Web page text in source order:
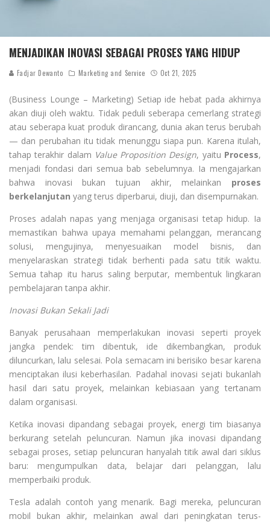
MENJADIKAN INOVASI SEBAGAI PROSES YANG HIDUP
Fadjar Dewanto Marketing and Service Oct 21, 2025
(Business Lounge – Marketing) Setiap ide hebat pada akhirnya
akan diuji oleh waktu. Tidak peduli seberapa cemerlang strategi
atau seberapa kuat produk dirancang, dunia akan terus berubah
— dan perubahan itu tidak menunggu siapa pun. Karena itulah,
tahap terakhir dalam Value Proposition Design, yaitu Process,
menjadi fondasi dari semua bab sebelumnya. Ia mengajarkan
bahwa inovasi bukan tujuan akhir, melainkan proses
berkelanjutan yang terus diperbarui, diuji, dan disempurnakan.
Proses adalah napas yang menjaga organisasi tetap hidup. Ia
memastikan bahwa upaya memahami pelanggan, merancang
solusi, mengujinya, menyesuaikan model bisnis, dan
menyelaraskan strategi tidak berhenti pada satu titik waktu.
Semua tahap itu harus saling berputar, membentuk lingkaran
pembelajaran tanpa akhir.
Inovasi Bukan Sekali Jadi
Banyak perusahaan memperlakukan inovasi seperti proyek
jangka pendek: tim dibentuk, ide dikembangkan, produk
diluncurkan, lalu selesai. Pola semacam ini berisiko besar karena
menciptakan ilusi keberhasilan. Padahal inovasi sejati bukanlah
hasil dari satu proyek, melainkan kebiasaan yang tertanam
dalam organisasi.
Ketika inovasi dipandang sebagai proyek, energi tim biasanya
berkurang setelah peluncuran. Namun jika inovasi dipandang
sebagai proses, setiap peluncuran hanyalah titik awal dari siklus
baru: mengumpulkan data, belajar dari pelanggan, lalu
memperbaiki produk.
Tesla adalah contoh yang menarik. Bagi mereka, peluncuran
mobil bukan akhir, melainkan awal dari peningkatan terus-